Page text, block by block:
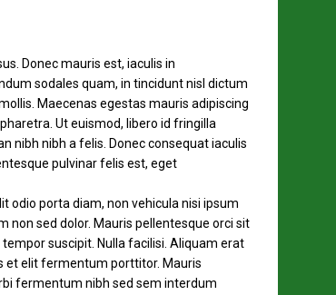
Donec mauris est, iaculis in
sodales quam, in tincidunt nisl dictum
Maecenas egestas mauris adipiscing
Ut euismod, libero id fringilla
nibh nibh a felis. Donec consequat iaculis
pulvinar felis est, eget
odio porta diam, non vehicula nisi ipsum
sed dolor. Mauris pellentesque orci sit
suscipit. Nulla facilisi. Aliquam erat
et elit fermentum porttitor. Mauris
fermentum nibh sed sem interdum